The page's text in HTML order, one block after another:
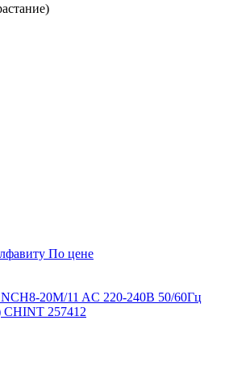
По цене
20M/11 AC 220-240В 50/60Гц
CHINT 257412